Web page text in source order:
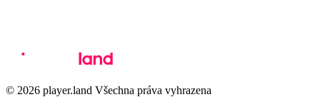
© 2026 player.land Všechna práva vyhrazena